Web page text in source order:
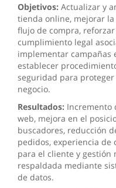
Objetivos: Actualizar y
tienda online, mejorar
flujo de compra,
cumplimiento legal
implementar campañas
establecer
seguridad para
negocio.
Resultados: Incremento
web, mejora en el
buscadores, reducción
pedidos, experiencia
para el cliente y gestión
respaldada mediante
de datos.